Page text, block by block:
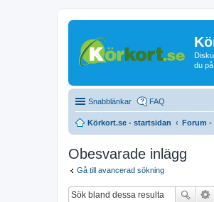
du
Snabblänkar FAQ
Körkort.se - startsidan Forum -
Obesvarade inlägg
Gå till avancerad sökning